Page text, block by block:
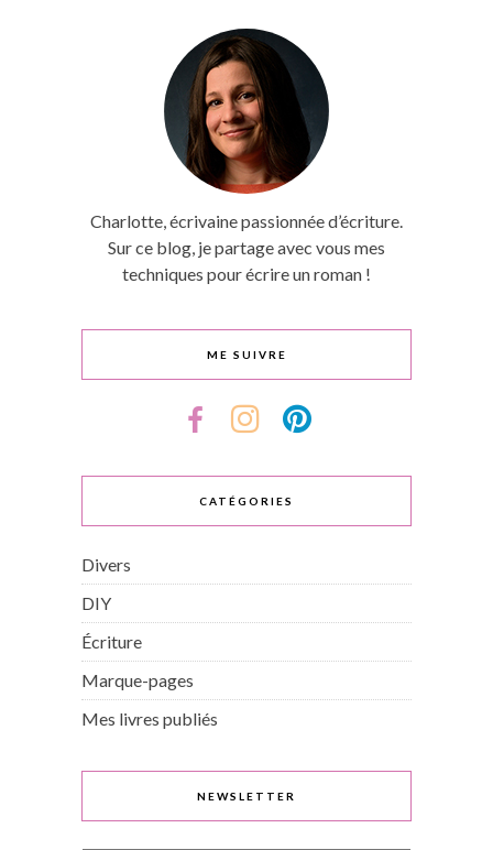
Charlotte, écrivaine passionnée d’écriture.
Sur ce blog, je partage avec vous mes
techniques pour écrire un roman !
ME SUIVRE
CATÉGORIES
Divers
DIY
Écriture
Marque-pages
Mes livres publiés
NEWSLETTER